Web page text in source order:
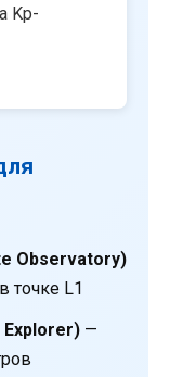
Kp-
Observatory)
точке L1
Explorer)—